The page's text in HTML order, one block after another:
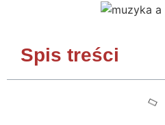
Spis treści